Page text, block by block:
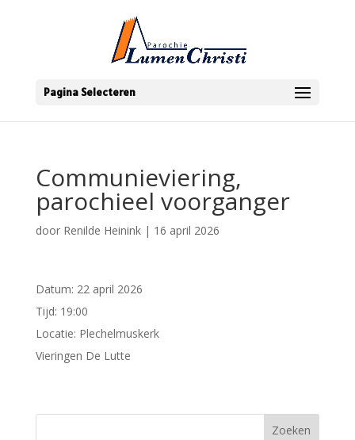
Pagina Selecteren
Communieviering,
parochieel voorganger
door Renilde Heinink| 16 april 2026
Datum: 22 april 2026
Tijd: 19:00
Locatie: Plechelmuskerk
Vieringen De Lutte
Zoeken